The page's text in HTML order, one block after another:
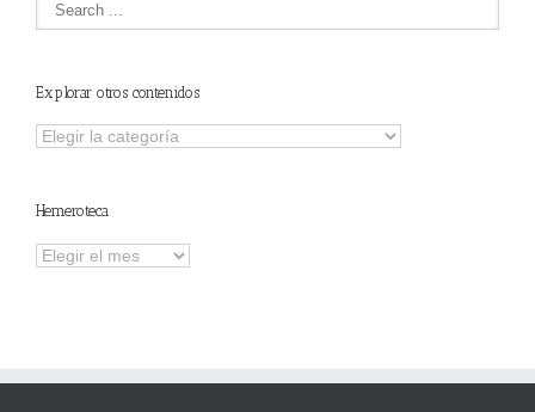
Explorar otros contenidos
Explorar
Hemeroteca
Hemeroteca